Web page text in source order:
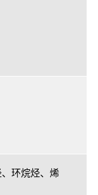
环烷烃、烯